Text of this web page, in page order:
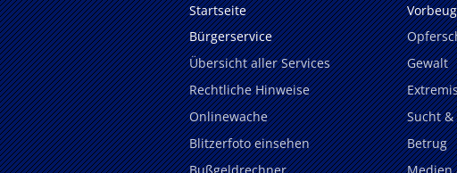
Startseite
Bürgerservice
Übersicht aller Services
Rechtliche Hinweise
Onlinewache
Blitzerfoto einsehen
Gewalt
Sucht
Betrug